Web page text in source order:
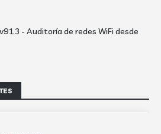
- Auditoría de redes WiFi desde